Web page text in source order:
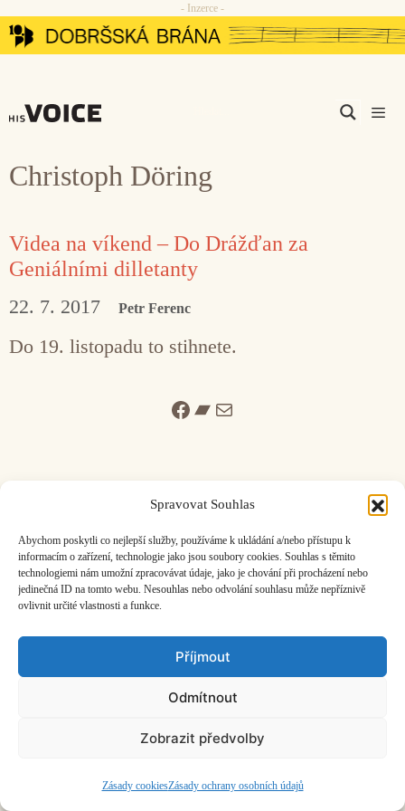
Spravovat Souhlas
Abychom poskytli co nejlepší služby, používáme k ukládání a/nebo přístupu k
informacím o zařízení, technologie jako jsou soubory cookies. Souhlas s těmito
technologiemi nám umožní zpracovávat údaje, jako je chování při procházení nebo
jedinečná ID na tomto webu. Nesouhlas nebo odvolání souhlasu může nepříznivě
ovlivnit určité vlastnosti a funkce.
Příjmout
Odmítnout
Zobrazit předvolby
Zásady cookiesZásady ochrany osobních údajů
Přeskočit
na
- Inzerce -
Christoph Döring
Videa na víkend – Do Drážďan za
Geniálními dilletanty
22. 7. 2017 Petr Ferenc
Do 19. listopadu to stihnete.
Facebook
Bandcamp
Mail
ČASOPIS O JINÉ HUDBĚ | vydáváHudební informační středisko
založeno 2001 | Kontaktujte nás: info@hisvoice.cz
©2026 HISvoice – design a adminAtelier Dokument